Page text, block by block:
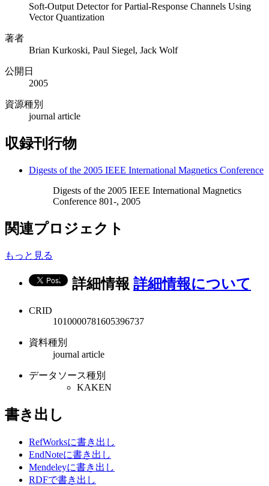
Soft-Output Detector for Partial-Response Channels Using
Vector Quantization
著者
Brian Kurkoski, Paul Siegel, Jack Wolf
公開日
2005
資源種別
journal article
収録刊行物
Digests of the 2005 IEEE International Magnetics Conference
Digests of the 2005 IEEE International Magnetics
Conference 801-, 2005
関連プロジェクト
もっと見る
詳細情報 詳細情報について
CRID
1010000781605396737
資料種別
journal article
データソース種別
KAKEN
書き出し
RefWorksに書き出し
EndNoteに書き出し
Mendeleyに書き出し
RDFで書き出し